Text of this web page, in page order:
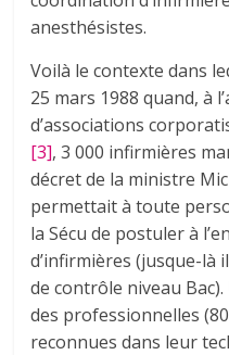
anesthésistes.
Voilà le contexte dans
25 mars 1988 quand, à
d’associations
[3], 3 000 infirmières
décret de la ministre
permettait à toute
la Sécu de postuler à
d’infirmières (jusque-là
de contrôle niveau
des professionnelles
reconnues dans leur